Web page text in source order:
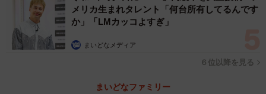
たのでしょうか？飼い主さんにお聞きしました。
この後は…？「わらびがひなたを退かして場所を
――写真のひなたくんは夜、寝る前の飼い主さんのベッド
メリカ生まれタレント「何台所有してるんです
か」「LMカッコよすぎ」
まいどなメディア
６位以降を見る
まいどなファミリー